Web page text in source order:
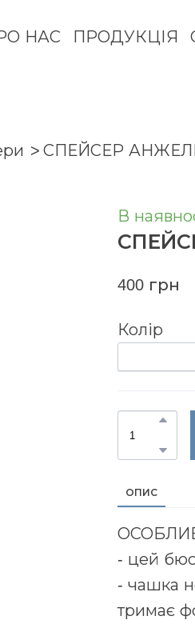
НАС ПРОДУКЦІЯ
СПЕЙСЕР
В
400 грн
Колір
ОПИС
- цей
- чашка
тримає